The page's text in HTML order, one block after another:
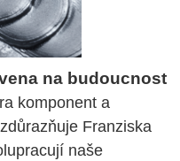
na budoucnost
komponent a
Franziska
naše